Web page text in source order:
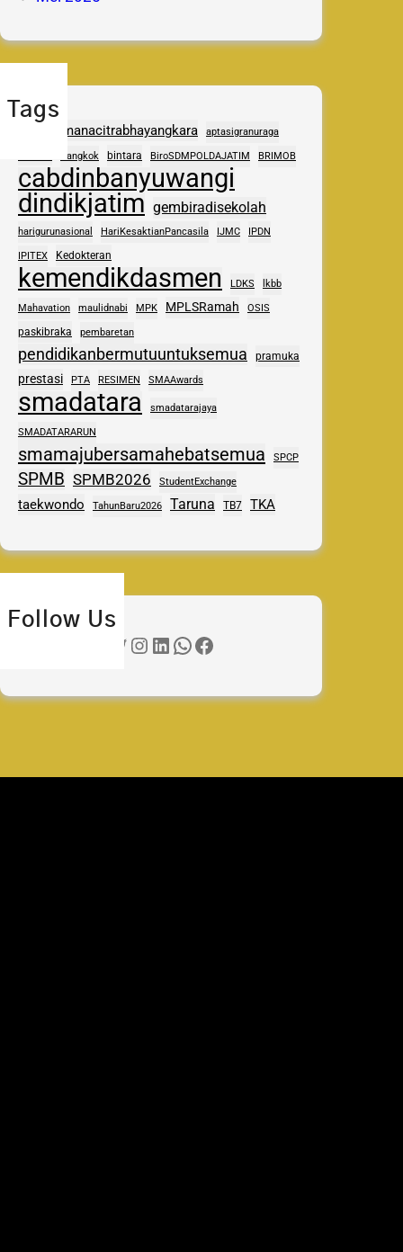
Tags
adhipramanacitrabhayangkara aptasigranuraga
Bangkok bintara BiroSDMPOLDAJATIM BRIMOB
cabdinbanyuwangi
dindikjatim gembiradisekolah
harigurunasional HariKesaktianPancasila IJMC IPDN
IPITEX Kedokteran
kemendikdasmen LDKS lkbb
Mahavation maulidnabi MPK MPLSRamah OSIS
paskibraka pembaretan
pendidikanbermutuuntuksemua pramuka
prestasi PTA RESIMEN SMAAwards
smadatara smadatarajaya
SMADATARARUN
smamajubersamahebatsemua SPCP
SPMB SPMB2026 StudentExchange
taekwondo TahunBaru2026 Taruna TB7 TKA
Follow Us
Instagram LinkedIn WhatsApp Facebook